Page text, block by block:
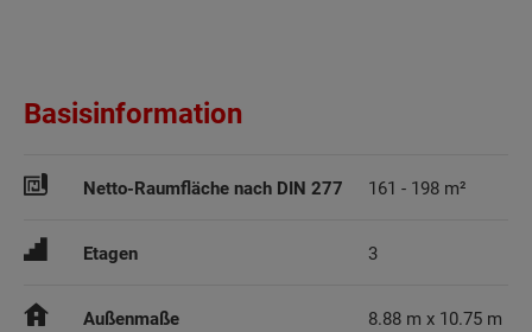
Basisinformation
Netto-Raumfläche nach DIN 277 161 - 198 m²
Etagen 3
Außenmaße 8.88 m x 10.75 m